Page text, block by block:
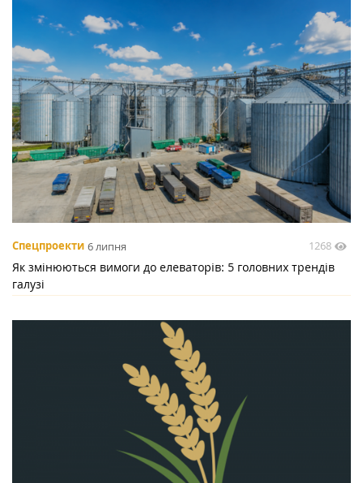
Спецпроекти 6 липня 1268
Як змінюються вимоги до елеваторів: 5 головних трендів
галузі